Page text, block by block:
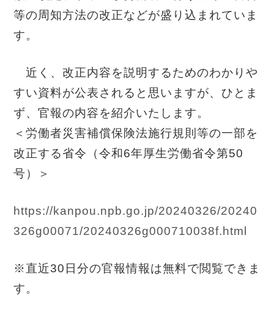
等の周知方法の改正などが盛り込まれていま
す。
近く、改正内容を説明するためのわかりや
すい資料が公表されると思いますが、ひとま
ず、官報の内容を紹介いたします。
＜労働者災害補償保険法施行規則等の一部を
改正する省令（令和6年厚生労働省令第50
号）＞
https://kanpou.npb.go.jp/20240326/20240
326g00071/20240326g000710038f.html
※直近30日分の官報情報は無料で閲覧できま
す。